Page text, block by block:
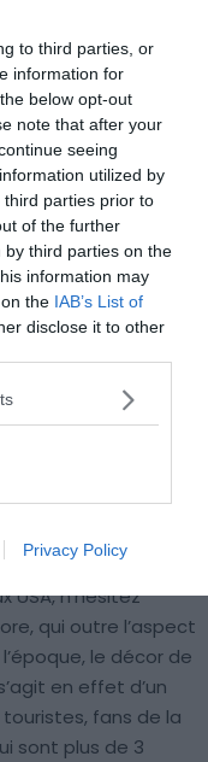
to third parties, or
information for
below opt-out
note that after your
seeing
utilized by
parties prior to
of the further
third parties on the
information may
the IAB’s List of
disclose it to other
Privacy Policy
pour les
USA, n’hésitez
qui outre l’aspect
le décor de
en effet d’un
fans de la
sont plus de 3